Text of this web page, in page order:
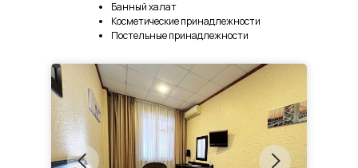
Банный халат
Косметические принадлежности
Постельные принадлежности